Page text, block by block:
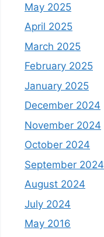
May 2025
April 2025
March 2025
February 2025
January 2025
December 2024
November 2024
October 2024
September 2024
August 2024
July 2024
May 2016